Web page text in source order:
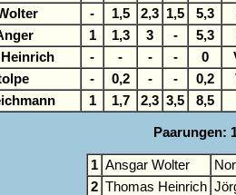
- 1,5 2,3 1,5 5,3
1 1,3 3 - 5,3
- - - - 0
- 0,2 - - 0,2
1 1,7 2,3 3,5 8,5
Paarungen:
1 Ansgar Wolter
2 Thomas Heinrich